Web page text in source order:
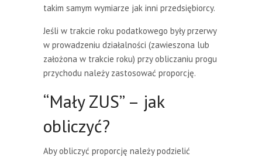
takim samym wymiarze jak inni przedsiębiorcy.
Jeśli w trakcie roku podatkowego były przerwy
w prowadzeniu działalności (zawieszona lub
założona w trakcie roku) przy obliczaniu progu
przychodu należy zastosować proporcję.
“Mały ZUS” – jak
obliczyć?
Aby obliczyć proporcję należy podzielić